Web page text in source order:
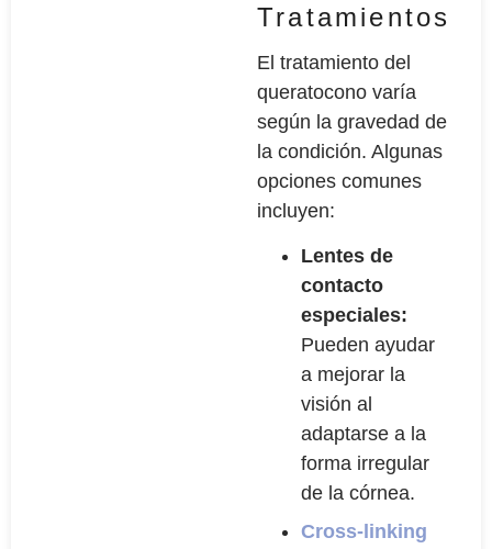
Tratamientos
El tratamiento del
queratocono varía
según la gravedad de
la condición. Algunas
opciones comunes
incluyen:
Lentes de
contacto
especiales:
Pueden ayudar
a mejorar la
visión al
adaptarse a la
forma irregular
de la córnea.
Cross-linking